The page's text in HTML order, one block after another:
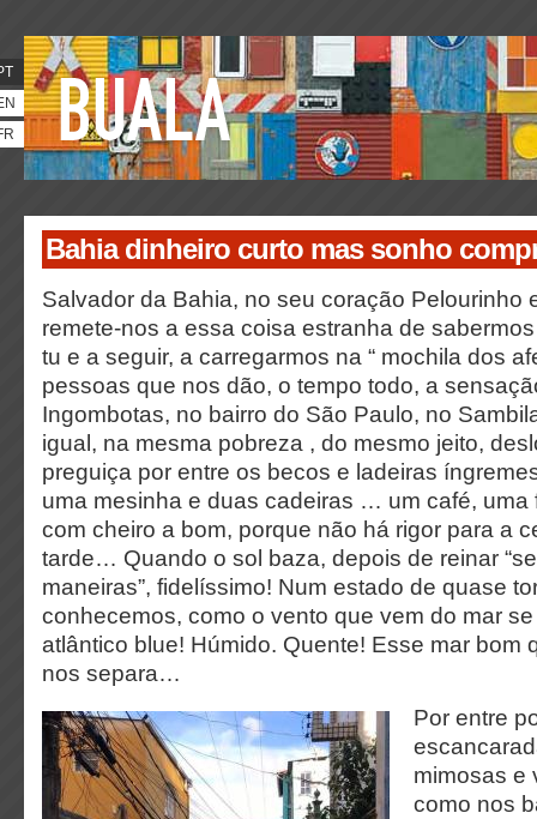
Bahia dinheiro curto mas sonho
Salvador da Bahia, no seu coração Pelourinho
remete-nos a essa coisa estranha de
tu e a seguir, a carregarmos na “ mochila dos
pessoas que nos dão, o tempo todo, a
Ingombotas, no bairro do São Paulo, no
igual, na mesma pobreza , do mesmo jeito,
preguiça por entre os becos e ladeiras
uma mesinha e duas cadeiras … um café, uma
com cheiro a bom, porque não há rigor para a
tarde… Quando o sol baza, depois de reinar
maneiras”, fidelíssimo! Num estado de quase
conhecemos, como o vento que vem do mar
atlântico blue! Húmido. Quente! Esse mar bom
nos separa…
Por entre
mimosas e
como nos